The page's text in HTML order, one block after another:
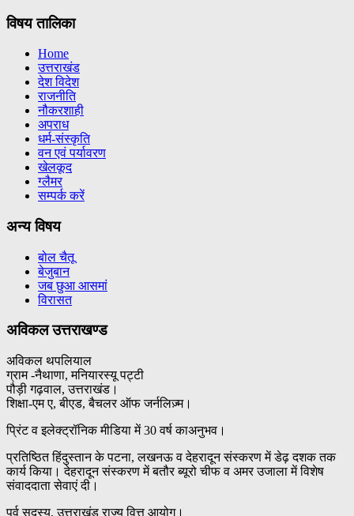
विषय तालिका
Home
उत्तराखंड
देश विदेश
राजनीति
नौकरशाही
अपराध
धर्म-संस्कृति
वन एवं पर्यावरण
खेलकूद
ग्लैमर
सम्पर्क करें
अन्य विषय
बोल चैतू
बेजुबान
जब छुआ आसमां
विरासत
अविकल उत्तराखण्ड
अविकल थपलियाल
ग्राम -नैथाणा, मनियारस्यू पट्टी
पौड़ी गढ़वाल, उत्तराखंड।
शिक्षा-एम ए, बीएड, बैचलर ऑफ जर्नलिज़्म।
प्रिंट व इलेक्ट्रॉनिक मीडिया में 30 वर्ष काअनुभव।
प्रतिष्ठित हिंदुस्तान के पटना, लखनऊ व देहरादून संस्करण में डेढ़ दशक तक
कार्य किया। देहरादून संस्करण में बतौर ब्यूरो चीफ व अमर उजाला में विशेष
संवाददाता सेवाएं दी।
पूर्व सदस्य, उत्तराखंड राज्य वित्त आयोग।